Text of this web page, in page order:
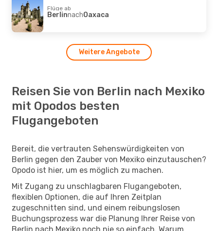
Flüge ab
BerlinnachOaxaca
Weitere Angebote
Reisen Sie von Berlin nach Mexiko
mit Opodos besten
Flugangeboten
Bereit, die vertrauten Sehenswürdigkeiten von
Berlin gegen den Zauber von Mexiko einzutauschen?
Opodo ist hier, um es möglich zu machen.
Mit Zugang zu unschlagbaren Flugangeboten,
flexiblen Optionen, die auf Ihren Zeitplan
zugeschnitten sind, und einem reibungslosen
Buchungsprozess war die Planung Ihrer Reise von